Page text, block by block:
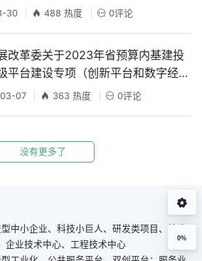
30 488 热度 0评论
改革委关于2023年省预算内基建投
平台建设专项（创新平台和数字经济
示07 363 热度 0评论
没有更多了
0%
中小企业、科技小巨人、研发类项目、技术
企业技术中心、工程技术中心